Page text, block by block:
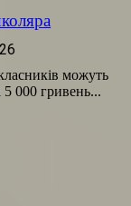
можуть
5 000 гривень...